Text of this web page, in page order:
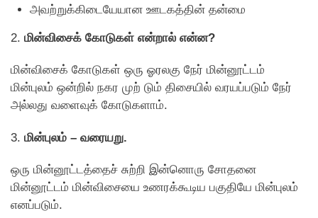
அவற்றுக்கிடையேயான ஊடகத்தின் தன்மை
2. மின்விசைக் கோடுகள் என்றால் என்ன?
மின்விசைக் கோடுகள் ஒரு ஓரலகு நேர் மின்னூட்டம்
மின்புலம் ஒன்றில் நகர முற் டும் திசையில் வரயப்படும் நேர்
அல்லது வளைவுக் காேடுகளாம்.
3. மின்புலம் – வரையறு.
ஒரு மின்னூட்டத்தைச் சுற்றி இன்னாெரு சாேதனை
மின்னூட்டம் மின்விசையை உணரக்கூடிய பகுதியே மின்புலம்
எனப்படும்.